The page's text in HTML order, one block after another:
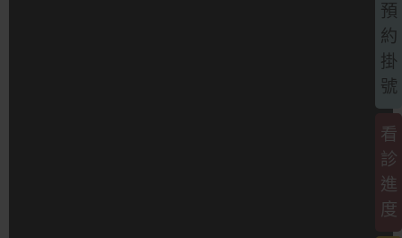
預
約
掛
號
看
診
進
度